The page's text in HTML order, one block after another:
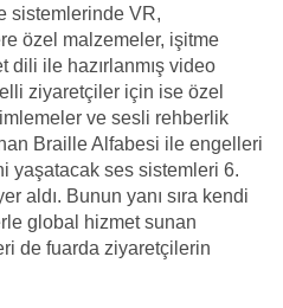
sistemlerinde VR,
özel malzemeler, işitme
ile hazırlanmış video
ziyaretçiler için ise özel
ve sesli rehberlik
Braille Alfabesi ile engelleri
yaşatacak ses sistemleri 6.
aldı. Bunun yanı sıra kendi
global hizmet sunan
de fuarda ziyaretçilerin